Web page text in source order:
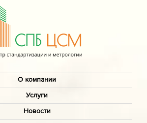
О компании
Услуги
Новости